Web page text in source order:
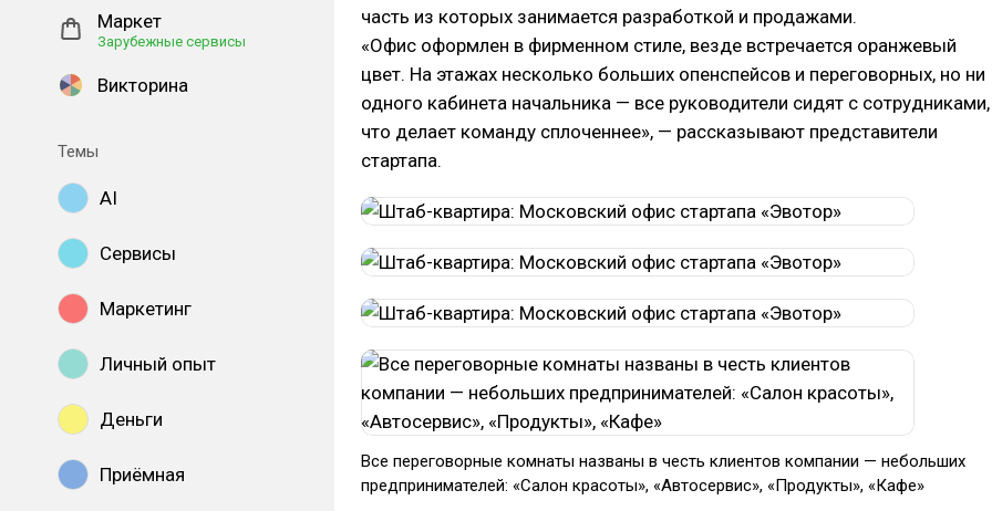
Маркет
Зарубежные сервисы
Викторина
Темы
AI
Сервисы
Маркетинг
Личный опыт
Деньги
Приёмная
часть из которых занимается разработкой и продажами.
«Офис оформлен в фирменном стиле, везде встречается оранжевый
цвет. На этажах несколько больших опенспейсов и переговорных, но ни
одного кабинета начальника — все руководители сидят с сотрудниками,
что делает команду сплоченнее», — рассказывают представители
стартапа.
Все переговорные комнаты названы в честь клиентов компании — небольших
предпринимателей: «Салон красоты», «Автосервис», «Продукты», «Кафе»